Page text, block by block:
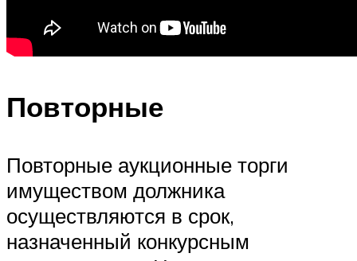
Повторные
Повторные аукционные торги
имуществом должника
осуществляются в срок,
назначенный конкурсным